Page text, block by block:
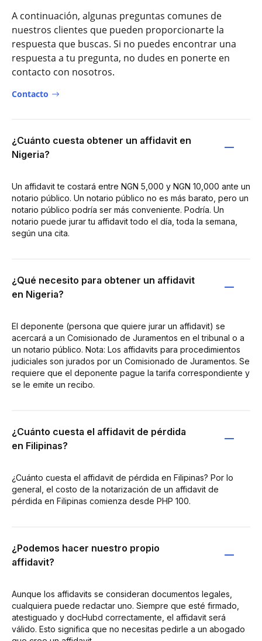
A continuación, algunas preguntas comunes de
nuestros clientes que pueden proporcionarte la
respuesta que buscas. Si no puedes encontrar una
respuesta a tu pregunta, no dudes en ponerte en
contacto con nosotros.
Contacto
¿Cuánto cuesta obtener un affidavit en
Nigeria?
Un affidavit te costará entre NGN 5,000 y NGN 10,000 ante un
notario público. Un notario público no es más barato, pero un
notario público podría ser más conveniente. Podría. Un
notario puede jurar tu affidavit todo el día, toda la semana,
según una cita.
¿Qué necesito para obtener un affidavit
en Nigeria?
El deponente (persona que quiere jurar un affidavit) se
acercará a un Comisionado de Juramentos en el tribunal o a
un notario público. Nota: Los affidavits para procedimientos
judiciales son jurados por un Comisionado de Juramentos. Se
requiere que el deponente pague la tarifa correspondiente y
se le emite un recibo.
¿Cuánto cuesta el affidavit de pérdida
en Filipinas?
¿Cuánto cuesta el affidavit de pérdida en Filipinas? Por lo
general, el costo de la notarización de un affidavit de
pérdida en Filipinas comienza desde PHP 100.
¿Podemos hacer nuestro propio
affidavit?
Aunque los affidavits se consideran documentos legales,
cualquiera puede redactar uno. Siempre que esté firmado,
atestiguado y docHubd correctamente, el affidavit será
válido. Esto significa que no necesitas pedirle a un abogado